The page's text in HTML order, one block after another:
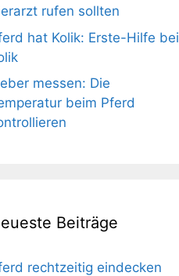
rufen sollten
hat Kolik: Erste-Hilfe bei
messen: Die
beim Pferd
Beiträge
rechtzeitig eindecken